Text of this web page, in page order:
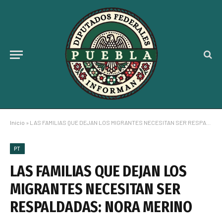
Inicio » LAS FAMILIAS QUE DEJAN LOS MIGRANTES NECESITAN SER RESPALDADAS: NORA MERINO
PT
LAS FAMILIAS QUE DEJAN LOS
MIGRANTES NECESITAN SER
RESPALDADAS: NORA MERINO